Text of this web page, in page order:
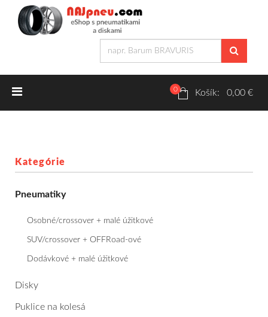
Letné pneumatiky
Dodávkové + malé úžitkové
Osobné/crossover + malé úžitkové
SUV/crossover + OFFRoad-ové
Dodávkové + malé úžitkové
0 Košík: 0,00 €
Kategórie
Pneumatiky
Osobné/crossover + malé úžitkové
SUV/crossover + OFFRoad-ové
Dodávkové + malé úžitkové
Disky
Puklice na kolesá